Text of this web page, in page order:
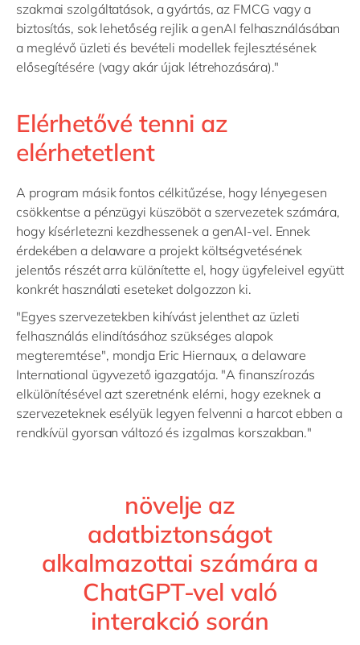
szakmai szolgáltatások, a gyártás, az FMCG vagy a
biztosítás, sok lehetőség rejlik a genAI felhasználásában
a meglévő üzleti és bevételi modellek fejlesztésének
elősegítésére (vagy akár újak létrehozására)."
Elérhetővé tenni az
elérhetetlent
A program másik fontos célkitűzése, hogy lényegesen
csökkentse a pénzügyi küszöböt a szervezetek számára,
hogy kísérletezni kezdhessenek a genAI-vel. Ennek
érdekében a delaware a projekt költségvetésének
jelentős részét arra különítette el, hogy ügyfeleivel együtt
konkrét használati eseteket dolgozzon ki.
"Egyes szervezetekben kihívást jelenthet az üzleti
felhasználás elindításához szükséges alapok
megteremtése", mondja Eric Hiernaux, a delaware
International ügyvezető igazgatója. "A finanszírozás
elkülönítésével azt szeretnénk elérni, hogy ezeknek a
szervezeteknek esélyük legyen felvenni a harcot ebben a
rendkívül gyorsan változó és izgalmas korszakban."
növelje az
adatbiztonságot
alkalmazottai számára a
ChatGPT-vel való
interakció során